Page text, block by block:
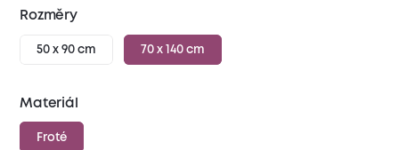
Rozměry
50 x 90 cm 70 x 140 cm
Materiál
Froté